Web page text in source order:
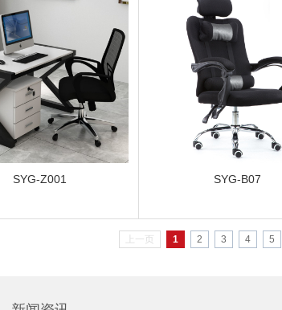
SYG-Z001 SYG-B07
上一页 1 2 3 4 5